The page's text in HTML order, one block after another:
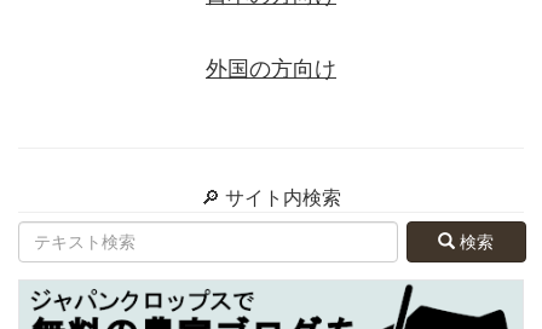
外国の方向け
🔎 サイト内検索
検索